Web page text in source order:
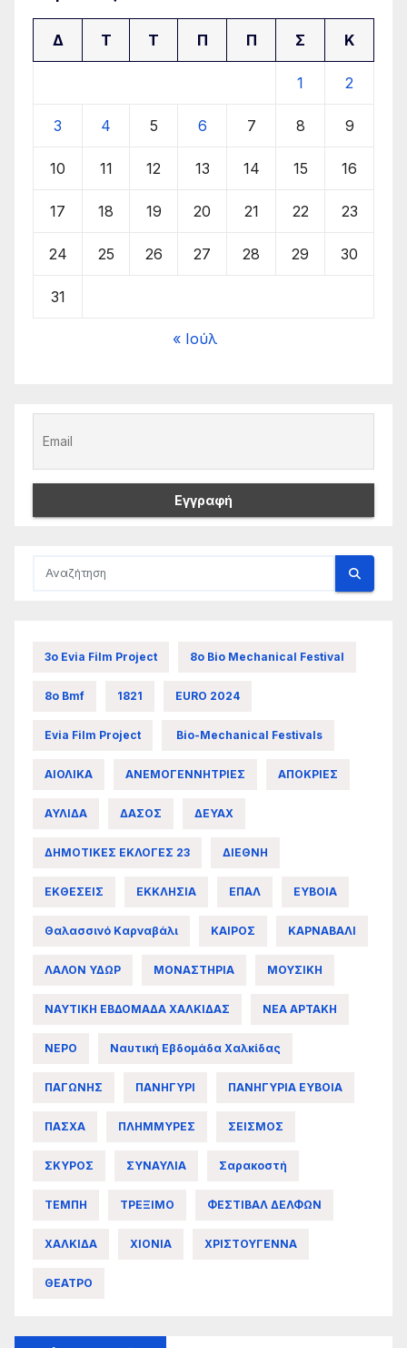
Δ Τ Τ Π Π Σ Κ
1 2
3 4 5 6 7 8 9
10 11 12 13 14 15 16
17 18 19 20 21 22 23
24 25 26 27 28 29 30
31
« Ιούλ
3ο Evia Film Project 8ο Bio Mechanical Festival
8ο Bmf 1821 EURO 2024
Evia Film Project Bio-Mechanical Festivals
ΑΙΟΛΙΚΑ ΑΝΕΜΟΓΕΝΝΗΤΡΙΕΣ ΑΠΟΚΡΙΕΣ
ΑΥΛΙΔΑ ΔΑΣΟΣ ΔΕΥΑΧ
ΔΗΜΟΤΙΚΕΣ ΕΚΛΟΓΕΣ 23 ΔΙΕΘΝΗ
ΕΚΘΕΣΕΙΣ ΕΚΚΛΗΣΙΑ ΕΠΑΛ ΕΥΒΟΙΑ
Θαλασσινό Καρναβάλι ΚΑΙΡΟΣ ΚΑΡΝΑΒΑΛΙ
ΛΑΛΟΝ ΥΔΩΡ ΜΟΝΑΣΤΗΡΙΑ ΜΟΥΣΙΚΗ
ΝΑΥΤΙΚΗ ΕΒΔΟΜΑΔΑ ΧΑΛΚΙΔΑΣ ΝΕΑ ΑΡΤΑΚΗ
ΝΕΡΟ Ναυτική Εβδομάδα Χαλκίδας
ΠΑΓΩΝΗΣ ΠΑΝΗΓΥΡΙ ΠΑΝΗΓΥΡΙΑ ΕΥΒΟΙΑ
ΠΑΣΧΑ ΠΛΗΜΜΥΡΕΣ ΣΕΙΣΜΟΣ
ΣΚΥΡΟΣ ΣΥΝΑΥΛΙΑ Σαρακοστή
ΤΕΜΠΗ ΤΡΕΞΙΜΟ ΦΕΣΤΙΒΑΛ ΔΕΛΦΩΝ
ΧΑΛΚΙΔΑ ΧΙΟΝΙΑ ΧΡΙΣΤΟΥΓΕΝΝΑ
ΘΕΑΤΡΟ